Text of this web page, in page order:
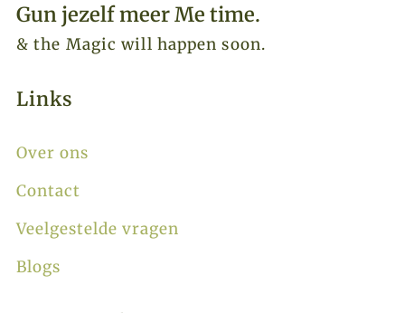
Gun jezelf meer Me time.​
& the Magic will happen soon.
Links
Over ons
Contact
Veelgestelde vragen
Blogs